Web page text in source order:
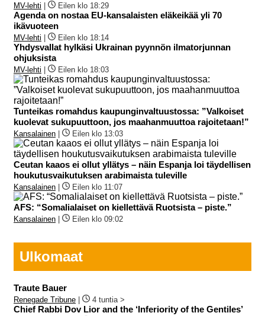
MV-lehti Eilen klo 18:29
Agenda on nostaa EU-kansalaisten eläkeikää yli 70
ikävuoteen
MV-lehti Eilen klo 18:14
Yhdysvallat hylkäsi Ukrainan pyynnön ilmatorjunnan
ohjuksista
MV-lehti Eilen klo 18:03
Tunteikas romahdus kaupunginvaltuustossa: ”Valkoiset
kuolevat sukupuuttoon, jos maahanmuuttoa rajoitetaan!”
Kansalainen Eilen klo 13:03
Ceutan kaaos ei ollut yllätys – näin Espanja loi täydellisen
houkutusvaikutuksen arabimaista tuleville
Kansalainen Eilen klo 11:07
AFS: “Somalialaiset on kiellettävä Ruotsista – piste.”
Kansalainen Eilen klo 09:02
Ulkomaat
Traute Bauer
Renegade Tribune 4 tuntia >
Chief Rabbi Dov Lior and the ‘Inferiority of the Gentiles’